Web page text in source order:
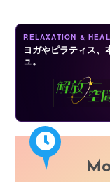
RELAXATION &
ヨガやピラティス
ュ。